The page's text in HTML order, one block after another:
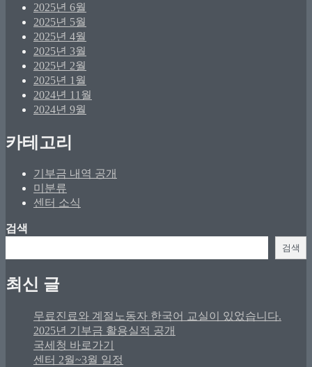
2025년 6월
2025년 5월
2025년 4월
2025년 3월
2025년 2월
2025년 1월
2024년 11월
2024년 9월
카테고리
기부금 내역 공개
미분류
센터 소식
검색
검색
최신 글
무료진료와 계절노동자 한국어 교실이 있었습니다.
2025년 기부금 활용실적 공개
국세청 바로가기
센터 2월~3월 일정